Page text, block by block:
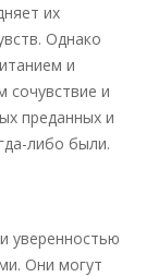
их
Однако
и
сочувствие и
преданных и
либо были.
уверенностью
Они могут